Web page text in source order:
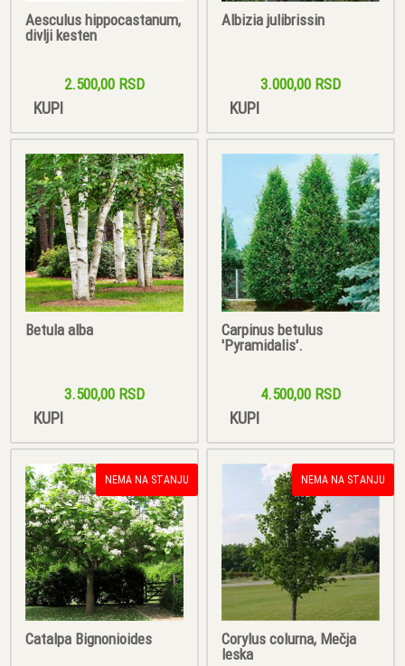
Aesculus hippocastanum,
divlji kesten
2.500,00 RSD
KUPI
Albizia julibrissin
3.000,00 RSD
KUPI
Betula alba
3.500,00 RSD
KUPI
Carpinus betulus
'Pyramidalis'.
4.500,00 RSD
KUPI
NEMA NA STANJU
Catalpa Bignonioides
NEMA NA STANJU
Corylus colurna, Mečja
leska